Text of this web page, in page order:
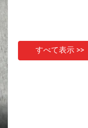
すべて表示 >>